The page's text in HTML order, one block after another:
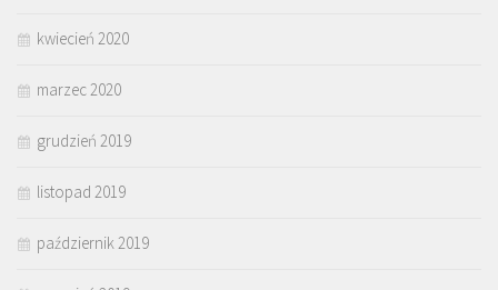
kwiecień 2020
marzec 2020
grudzień 2019
listopad 2019
październik 2019